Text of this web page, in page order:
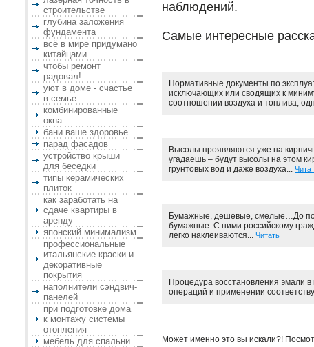
строительстве
глубина заложения
фундамента
всё в мире придумано
китайцами
чтобы ремонт
радовал!
уют в доме - счастье
в семье
комбинированные
окна
бани ваше здоровье
парад фасадов
устройство крыши
для беседки
типы керамических
плиток
как заработать на
сдаче квартиры в
аренду
японский минимализм
профессиональные
итальянские краски и
декоративные
покрытия
наполнители сэндвич-
панелей
при подготовке дома
к монтажу системы
отопления
мебель для спальни
наблюдений.
Самые интересные
Нормативные документы по
исключающих или сводящих к
соотношении воздуха и топлива,
Высолы проявляются уже на
угадаешь – будут высолы на этом
грунтовых вод и даже воздуха...
Бумажные, дешевые, смелые…До
бумажные. С ними российскому
легко наклеиваются... Читать
Процедура восстановления эмали
операций и применении
Может именно это вы искали?!